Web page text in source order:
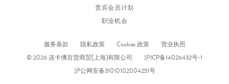
贵宾会员计划
职业机会
服务条款 隐私政策 Cookies 政策
营业执照
© 2026 连卡佛百货商贸(上海)有限公司
沪ICP备14026432号-1
沪公网安备31010102004251号